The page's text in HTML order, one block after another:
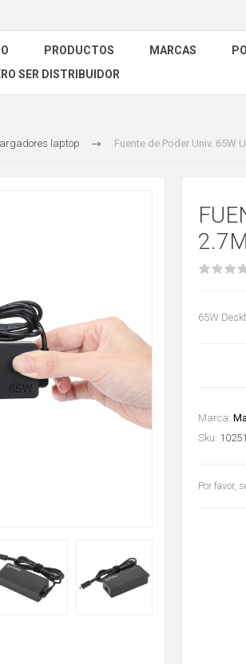
PRODUCTOS MARCAS
SER DISTRIBUIDOR
laptop Fuente de Poder Univ. 65W
65W
Marca:
Sku:
Por favor,